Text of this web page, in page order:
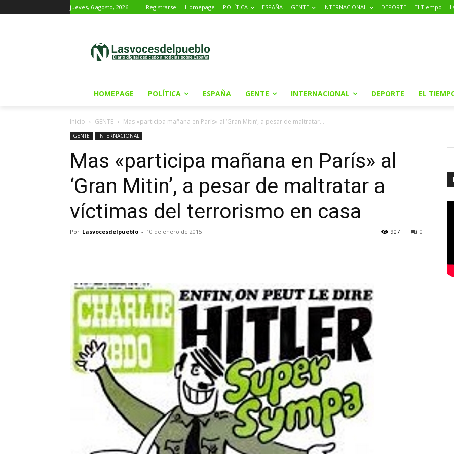
jueves, 6 agosto, 2026 Registrarse Homepage POLÍTICA ESPAÑA GENTE INTERNACIONAL DEPORTE El Tiempo
HOMEPAGE POLÍTICA ESPAÑA GENTE INTERNACIONAL DEPORTE EL
Inicio GENTE Mas «participa mañana en París» al ‘Gran Mitin’, a pesar de maltratar...
GENTE INTERNACIONAL
Mas «participa mañana en París» al
‘Gran Mitin’, a pesar de maltratar a
víctimas del terrorismo en casa
Por Lasvocesdelpueblo - 10 de enero de 2015 0
907